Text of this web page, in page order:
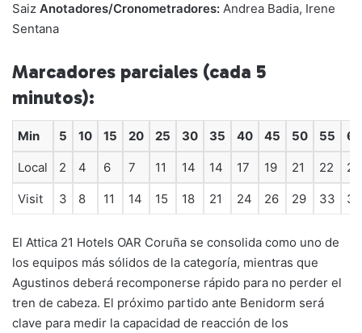
Saiz Anotadores/Cronometradores: Andrea Badia, Irene
Sentana
Marcadores parciales (cada 5
minutos):
Min 5 10 15 20 25 30 35 40 45 50 55 60
Local 2 4 6 7 11 14 14 17 19 21 22 24
Visit 3 8 11 14 15 18 21 24 26 29 33 37
El Attica 21 Hotels OAR Coruña se consolida como uno de
los equipos más sólidos de la categoría, mientras que
Agustinos deberá recomponerse rápido para no perder el
tren de cabeza. El próximo partido ante Benidorm será
clave para medir la capacidad de reacción de los